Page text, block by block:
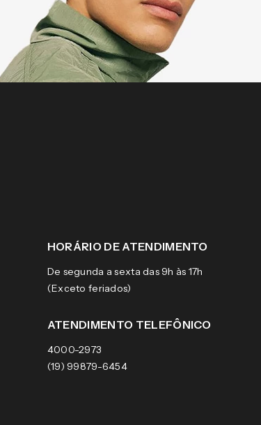
HORÁRIO DE ATENDIMENTO
De segunda a sexta das 9h às 17h
(Exceto feriados)
ATENDIMENTO TELEFÔNICO
4000-2973
(19) 99879-6454